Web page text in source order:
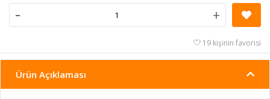
- +
19 kişinin favorisi
Ürün Açıklaması